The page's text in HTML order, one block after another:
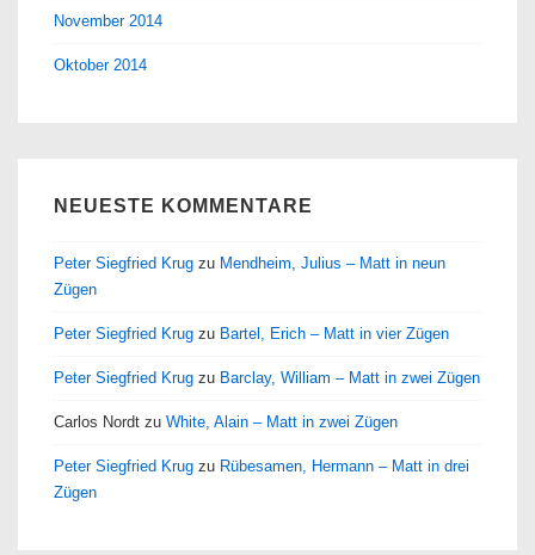
November 2014
Oktober 2014
NEUESTE KOMMENTARE
Peter Siegfried Krug zu Mendheim, Julius – Matt in neun
Zügen
Peter Siegfried Krug zu Bartel, Erich – Matt in vier Zügen
Peter Siegfried Krug zu Barclay, William – Matt in zwei Zügen
Carlos Nordt zu White, Alain – Matt in zwei Zügen
Peter Siegfried Krug zu Rübesamen, Hermann – Matt in drei
Zügen